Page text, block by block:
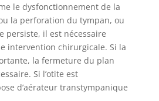
le dysfonctionnement de la
la perforation du tympan, ou
persiste, il est nécessaire
intervention chirurgicale. Si la
la fermeture du plan
Si l’otite est
d’aérateur transtympanique